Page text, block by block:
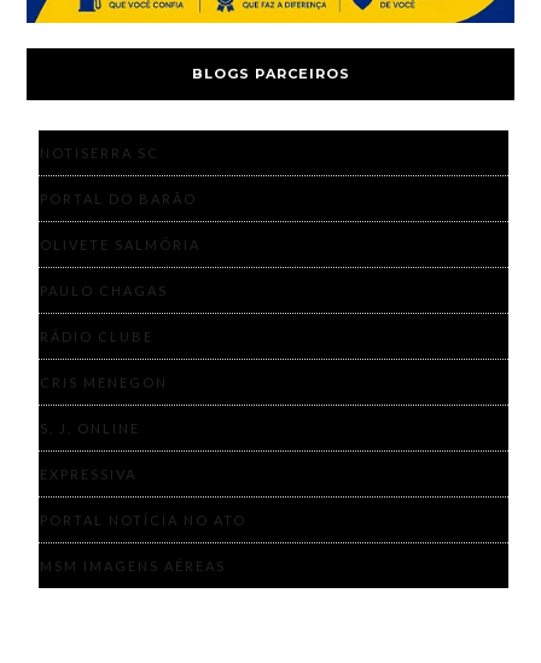
BLOGS PARCEIROS
NOTISERRA SC
PORTAL DO BARÃO
OLIVETE SALMÓRIA
PAULO CHAGAS
RÁDIO CLUBE
CRIS MENEGON
S. J. ONLINE
EXPRESSIVA
PORTAL NOTÍCIA NO ATO
MSM IMAGENS AÉREAS